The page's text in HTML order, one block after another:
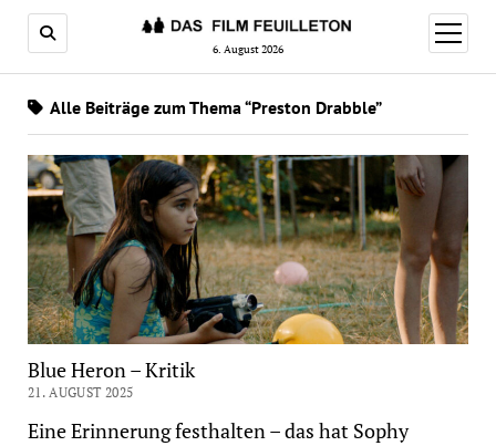
6. August 2026
Menü
öffnen
Alle Beiträge zum Thema “Preston Drabble”
Blue Heron – Kritik
21. AUGUST 2025
Eine Erinnerung festhalten – das hat Sophy